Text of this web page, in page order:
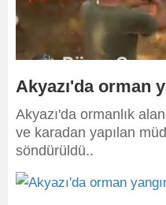
Akyazı'da orman
Akyazı'da ormanlık
ve karadan yapılan
söndürüldü..